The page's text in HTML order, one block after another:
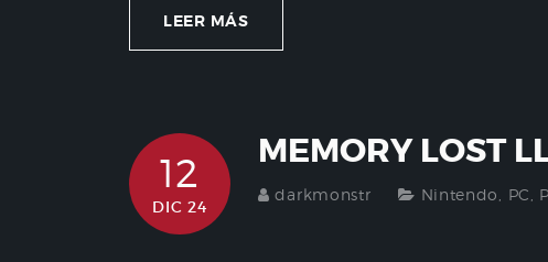
LEER MÁS
12
DIC 24
MEMORY LOST
darkmonstr Nintendo PC